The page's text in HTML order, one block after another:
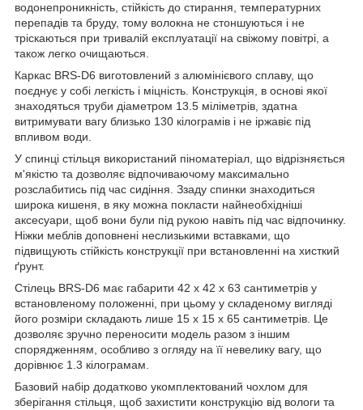
водонепроникність, стійкість до стирання, температурних
перепадів та бруду, тому волокна не стоншуються і не
тріскаються при тривалій експлуатації на свіжому повітрі, а
також легко очищаються.
Каркас BRS-D6 виготовлений з алюмінієвого сплаву, що
поєднує у собі легкість і міцність. Конструкція, в основі якої
знаходяться труби діаметром 13.5 міліметрів, здатна
витримувати вагу близько 130 кілограмів і не іржавіє під
впливом води.
У спинці стільця використаний піноматеріал, що відрізняється
м'якістю та дозволяє відпочиваючому максимально
розслабитись під час сидіння. Ззаду спинки знаходиться
широка кишеня, в яку можна покласти найнеобхідніші
аксесуари, щоб вони були під рукою навіть під час відпочинку.
Ніжки меблів доповнені неслизькими вставками, що
підвищують стійкість конструкції при встановленні на хисткий
ґрунт.
Стілець BRS-D6 має габарити 42 х 42 х 63 сантиметрів у
встановленому положенні, при цьому у складеному вигляді
його розміри складають лише 15 х 15 х 65 сантиметрів. Це
дозволяє зручно переносити модель разом з іншим
спорядженням, особливо з огляду на її невелику вагу, що
дорівнює 1.3 кілограмам.
Базовий набір додатково укомплектований чохлом для
зберігання стільця, щоб захистити конструкцію від вологи та